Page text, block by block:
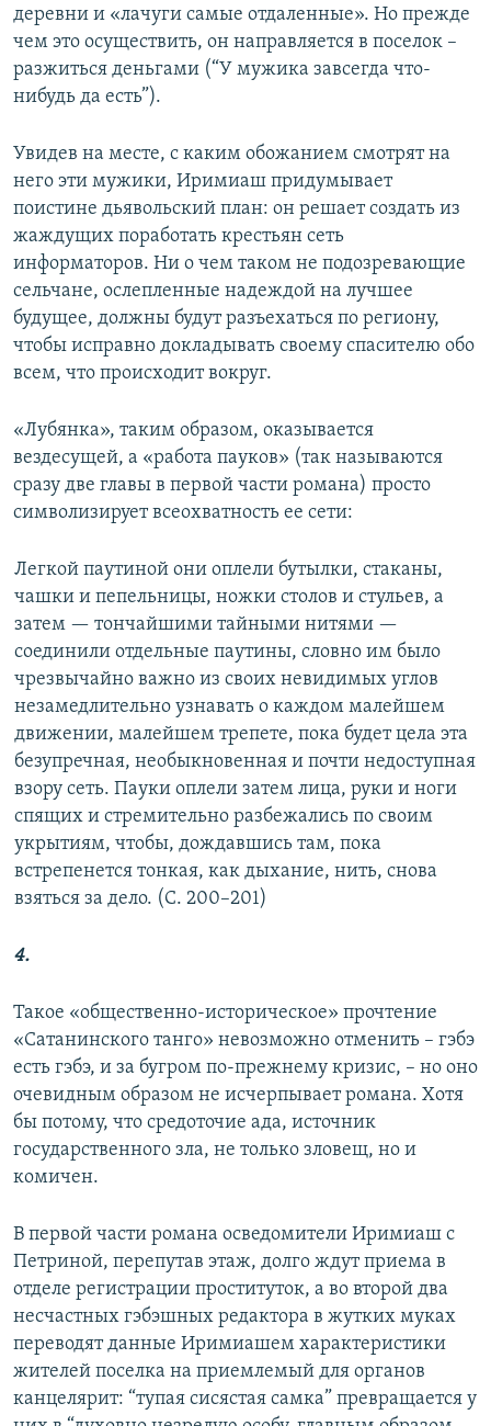
деревни и «лачуги самые отдаленные». Но прежде
чем это осуществить, он направляется в поселок –
разжиться деньгами (“У мужика завсегда что-
нибудь да есть”).
Увидев на месте, с каким обожанием смотрят на
него эти мужики, Иримиаш придумывает
поистине дьявольский план: он решает создать из
жаждущих поработать крестьян сеть
информаторов. Ни о чем таком не подозревающие
сельчане, ослепленные надеждой на лучшее
будущее, должны будут разъехаться по региону,
чтобы исправно докладывать своему спасителю обо
всем, что происходит вокруг.
«Лубянка», таким образом, оказывается
вездесущей, а «работа пауков» (так называются
сразу две главы в первой части романа) просто
символизирует всеохватность ее сети:
Легкой паутиной они оплели бутылки, стаканы,
чашки и пепельницы, ножки столов и стульев, а
затем — тончайшими тайными нитями —
соединили отдельные паутины, словно им было
чрезвычайно важно из своих невидимых углов
незамедлительно узнавать о каждом малейшем
движении, малейшем трепете, пока будет цела эта
безупречная, необыкновенная и почти недоступная
взору сеть. Пауки оплели затем лица, руки и ноги
спящих и стремительно разбежались по своим
укрытиям, чтобы, дождавшись там, пока
встрепенется тонкая, как дыхание, нить, снова
взяться за дело. (С. 200–201)
4.
Такое «общественно-историческое» прочтение
«Сатанинского танго» невозможно отменить – гэбэ
есть гэбэ, и за бугром по-прежнему кризис, – но оно
очевидным образом не исчерпывает романа. Хотя
бы потому, что средоточие ада, источник
государственного зла, не только зловещ, но и
комичен.
В первой части романа осведомители Иримиаш с
Петриной, перепутав этаж, долго ждут приема в
отделе регистрации проституток, а во второй два
несчастных гэбэшных редактора в жутких муках
переводят данные Иримиашем характеристики
жителей поселка на приемлемый для органов
канцелярит: “тупая сисястая самка” превращается у